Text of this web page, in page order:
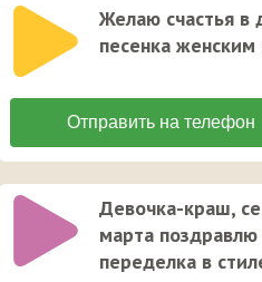
Желаю счастья в
песенка женским
Девочка-краш,
марта
переделка в